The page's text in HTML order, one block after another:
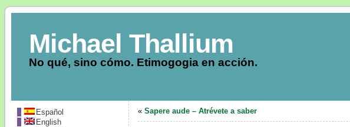
Michael Thallium
No qué, sino cómo. Etimogogia en acción.
Español
English
« Sapere aude – Atrévete a saber